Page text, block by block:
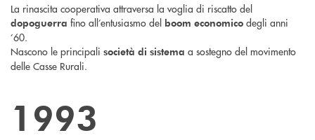
La rinascita cooperativa attraversa la voglia di riscatto del
dopoguerra fino all’entusiasmo del boom economico degli anni
’60.
Nascono le principali società di sistema a sostegno del movimento
delle Casse Rurali.
1993